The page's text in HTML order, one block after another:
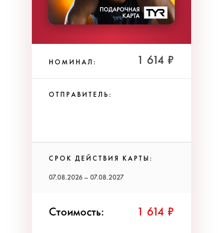
НОМИНАЛ: 1 614 ₽
ОТПРАВИТЕЛЬ:
СРОК ДЕЙСТВИЯ КАРТЫ:
07.08.2026 – 07.08.2027
Стоимость: 1 614 ₽